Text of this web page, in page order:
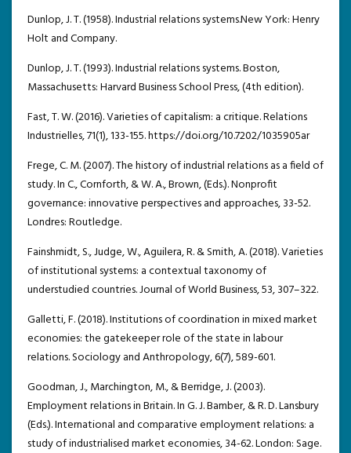
Dunlop, J. T. (1958). Industrial relations systems.New York: Henry
Holt and Company.
Dunlop, J. T. (1993). Industrial relations systems. Boston,
Massachusetts: Harvard Business School Press, (4th edition).
Fast, T. W. (2016). Varieties of capitalism: a critique. Relations
Industrielles, 71(1), 133-155. https://doi.org/10.7202/1035905ar
Frege, C. M. (2007). The history of industrial relations as a field of
study. In C., Cornforth, & W. A., Brown, (Eds.). Nonprofit
governance: innovative perspectives and approaches, 33-52.
Londres: Routledge.
Fainshmidt, S., Judge, W., Aguilera, R. & Smith, A. (2018). Varieties
of institutional systems: a contextual taxonomy of
understudied countries. Journal of World Business, 53, 307–322.
Galletti, F. (2018). Institutions of coordination in mixed market
economies: the gatekeeper role of the state in labour
relations. Sociology and Anthropology, 6(7), 589-601.
Goodman, J., Marchington, M., & Berridge, J. (2003).
Employment relations in Britain. In G. J. Bamber, & R. D. Lansbury
(Eds.). International and comparative employment relations: a
study of industrialised market economies, 34-62. London: Sage.